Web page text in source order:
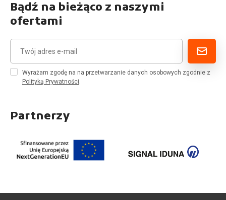
Bądź na bieżąco z naszymi
ofertami
Wyrażam zgodę na na przetwarzanie danych osobowych zgodnie z
Polityką Prywatności.
Partnerzy